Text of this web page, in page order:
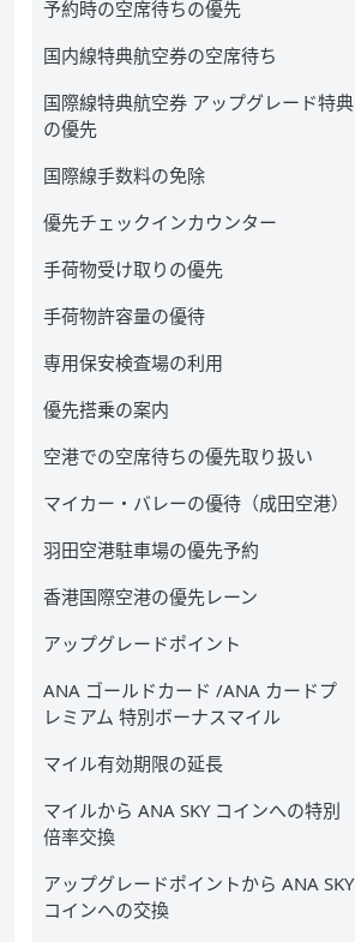
予約時の空席待ちの優先
国内線特典航空券の空席待ち
国際線特典航空券 アップグレード特典
の優先
国際線手数料の免除
優先チェックインカウンター
手荷物受け取りの優先
手荷物許容量の優待
専用保安検査場の利用
優先搭乗の案内
空港での空席待ちの優先取り扱い
マイカー・バレーの優待（成田空港）
羽田空港駐車場の優先予約
香港国際空港の優先レーン
アップグレードポイント
ANA ゴールドカード /ANA カードプ
レミアム 特別ボーナスマイル
マイル有効期限の延長
マイルから ANA SKY コインへの特別
倍率交換
アップグレードポイントから ANA SKY
コインへの交換